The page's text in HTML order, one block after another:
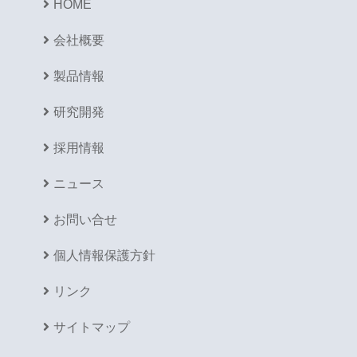
HOME
会社概要
製品情報
研究開発
採用情報
ニュース
お問い合せ
個人情報保護方針
リンク
サイトマップ